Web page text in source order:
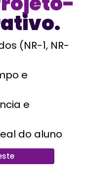
(NR-1, NR-
e
e
do aluno